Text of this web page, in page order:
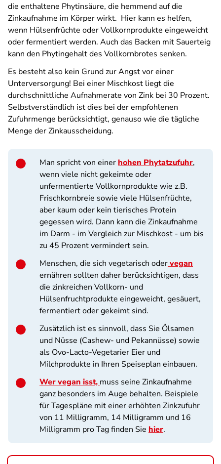
die enthaltene Phytinsäure, die hemmend auf die
Zinkaufnahme im Körper wirkt. Hier kann es helfen,
wenn Hülsenfrüchte oder Vollkornprodukte eingeweicht
oder fermentiert werden. Auch das Backen mit Sauerteig
kann den Phytingehalt des Vollkornbrotes senken.
Es besteht also kein Grund zur Angst vor einer
Unterversorgung! Bei einer Mischkost liegt die
durchschnittliche Aufnahmerate von Zink bei 30 Prozent.
Selbstverständlich ist dies bei der empfohlenen
Zufuhrmenge berücksichtigt, genauso wie die tägliche
Menge der Zinkausscheidung.
Man spricht von einer hohen Phytatzufuhr,
wenn viele nicht gekeimte oder
unfermentierte Vollkornprodukte wie z.B.
Frischkornbreie sowie viele Hülsenfrüchte,
aber kaum oder kein tierisches Protein
gegessen wird. Dann kann die Zinkaufnahme
im Darm - im Vergleich zur Mischkost - um bis
zu 45 Prozent vermindert sein.
Menschen, die sich vegetarisch odervegan
ernähren sollten daher berücksichtigen, dass
die zinkreichen Vollkorn- und
Hülsenfruchtprodukte eingeweicht, gesäuert,
fermentiert oder gekeimt sind.
Zusätzlich ist es sinnvoll, dass Sie Ölsamen
und Nüsse (Cashew- und Pekannüsse) sowie
als Ovo-Lacto-Vegetarier Eier und
Milchprodukte in Ihren Speiseplan einbauen.
Wer vegan isst, muss seine Zinkaufnahme
ganz besonders im Auge behalten. Beispiele
für Tagespläne mit einer erhöhten Zinkzufuhr
von 11 Milligramm, 14 Milligramm und 16
Milligramm pro Tag finden Sie hier.